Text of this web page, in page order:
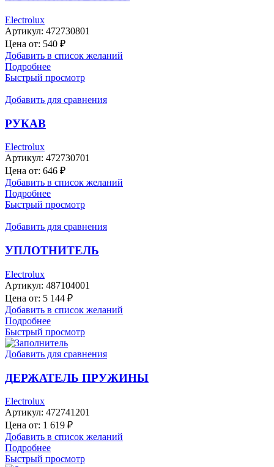
Electrolux
Артикул: 472730801
Цена от: 540 ₽
Добавить в список желаний
Подробнее
Быстрый просмотр
Добавить для сравнения
РУКАВ
Electrolux
Артикул: 472730701
Цена от: 646 ₽
Добавить в список желаний
Подробнее
Быстрый просмотр
Добавить для сравнения
УПЛОТНИТЕЛЬ
Electrolux
Артикул: 487104001
Цена от: 5 144 ₽
Добавить в список желаний
Подробнее
Быстрый просмотр
Добавить для сравнения
ДЕРЖАТЕЛЬ ПРУЖИНЫ
Electrolux
Артикул: 472741201
Цена от: 1 619 ₽
Добавить в список желаний
Подробнее
Быстрый просмотр